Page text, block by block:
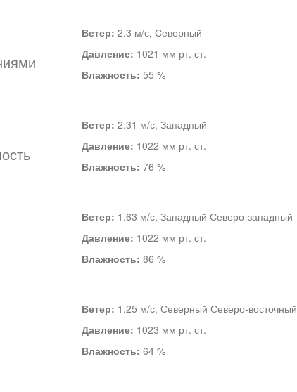
Ветер: 2.3 м/с, Северный
Давление: 1021 мм рт. ст.
Влажность: 55 %
Ветер: 2.31 м/с, Западный
Давление: 1022 мм рт. ст.
Влажность: 76 %
Ветер: 1.63 м/с, Западный Северо-западный
Давление: 1022 мм рт. ст.
Влажность: 86 %
Ветер: 1.25 м/с, Северный Северо-восточный
Давление: 1023 мм рт. ст.
Влажность: 64 %